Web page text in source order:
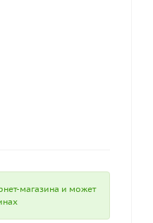
магазина и может